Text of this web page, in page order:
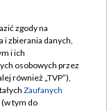
zgody na
i zbierania danych,
i ich
osobowych przez
również „TVP”),
Zaufanych
tym do